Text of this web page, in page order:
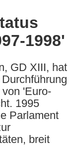
1998'
GD XIII, hat
'Euro-
1995
Parlament
breit